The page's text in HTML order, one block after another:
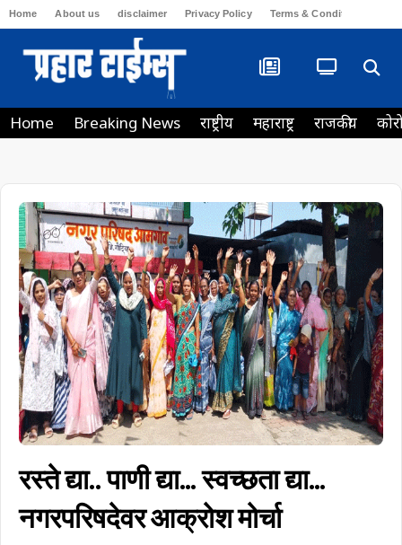
Home About us disclaimer Privacy Policy Terms & Conditions
Home Breaking News राष्ट्रीय महाराष्ट्र राजकीय
रस्ते द्या.. पाणी द्या… स्वच्छता द्या…
नगरपरिषदेवर आक्रोश मोर्चा